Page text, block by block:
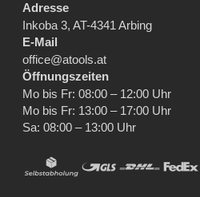
Adresse
Inkoba 3, AT-4341 Arbing
E-Mail
office@atools.at
Öffnungszeiten
Mo bis Fr: 08:00 – 12:00 Uhr
Mo bis Fr: 13:00 – 17:00 Uhr
Sa: 08:00 – 13:00 Uhr